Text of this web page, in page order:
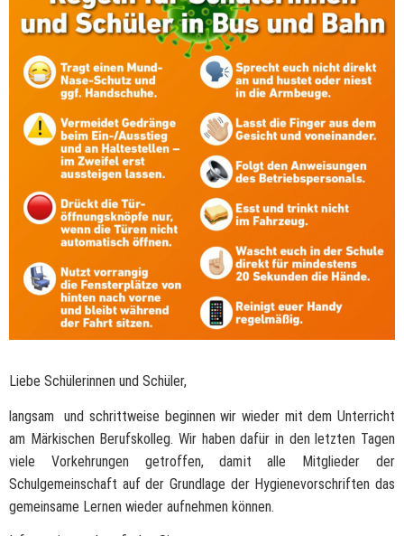
Liebe Schülerinnen und Schüler,
langsam und schrittweise beginnen wir wieder mit dem Unterricht
am Märkischen Berufskolleg. Wir haben dafür in den letzten Tagen
viele Vorkehrungen getroffen, damit alle Mitglieder der
Schulgemeinschaft auf der Grundlage der Hygienevorschriften das
gemeinsame Lernen wieder aufnehmen können.